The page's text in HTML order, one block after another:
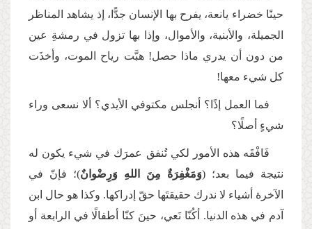
حينًا خضراء يانعة، يفرح بها الإنسان جدًّا، إذ يشاهد المناظر
الجميلة، والأبنية، والأموال، وإذا بها تزول في رمشةِ عين
من دون أن يدري ماذا حصل! هبَّت رياح الموت، وأخذَت
كل شيء معها!
فما العمل إذًا؟ أنجلس مكتوفي الأيدي؟ ألا نسعى وراء
شيءٍ أصلًا؟
فَافْقَه هذه الأمور لكي تُنفق عمرَك في شيء يكون له
نتيجة فيما بعد؛ (وَمَغْفِرَةٌ مِنَ اللهِ وَرِضْوانٌ)؛ فإنّ في
الآخرة أشياء لا ندرك حقيقتَها حقّ إدراكها. وكذا هو حال ابن
آدم في هذه الدنيا. أكُنّا نَعي، حينَ كنّا أطفالًا في الرابعة أو